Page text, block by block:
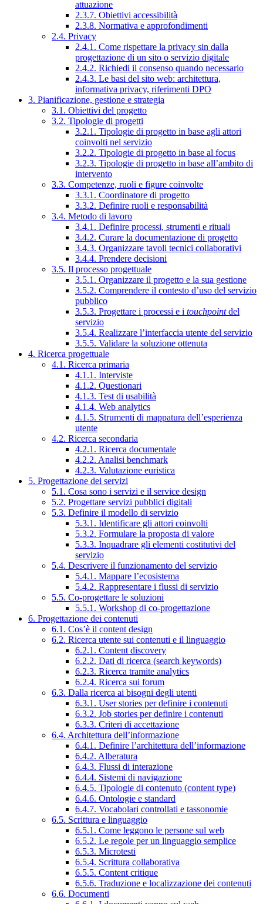
attuazione
2.3.7. Obiettivi accessibilità
2.3.8. Normativa e approfondimenti
2.4. Privacy
2.4.1. Come rispettare la privacy sin dalla
progettazione di un sito o servizio digitale
2.4.2. Richiedi il consenso quando necessario
2.4.3. Le basi del sito web: architettura,
informativa privacy, riferimenti DPO
3. Pianificazione, gestione e strategia
3.1. Obiettivi del progetto
3.2. Tipologie di progetti
3.2.1. Tipologie di progetto in base agli attori
coinvolti nel servizio
3.2.2. Tipologie di progetto in base al focus
3.2.3. Tipologie di progetto in base all’ambito di
intervento
3.3. Competenze, ruoli e figure coinvolte
3.3.1. Coordinatore di progetto
3.3.2. Definire ruoli e responsabilità
3.4. Metodo di lavoro
3.4.1. Definire processi, strumenti e rituali
3.4.2. Curare la documentazione di progetto
3.4.3. Organizzare tavoli tecnici collaborativi
3.4.4. Prendere decisioni
3.5. Il processo progettuale
3.5.1. Organizzare il progetto e la sua gestione
3.5.2. Comprendere il contesto d’uso del servizio
pubblico
3.5.3. Progettare i processi e i touchpointdel
servizio
3.5.4. Realizzare l’interfaccia utente del servizio
3.5.5. Validare la soluzione ottenuta
4. Ricerca progettuale
4.1. Ricerca primaria
4.1.1. Interviste
4.1.2. Questionari
4.1.3. Test di usabilità
4.1.4. Web analytics
4.1.5. Strumenti di mappatura dell’esperienza
utente
4.2. Ricerca secondaria
4.2.1. Ricerca documentale
4.2.2. Analisi benchmark
4.2.3. Valutazione euristica
5. Progettazione dei servizi
5.1. Cosa sono i servizi e il service design
5.2. Progettare servizi pubblici digitali
5.3. Definire il modello di servizio
5.3.1. Identificare gli attori coinvolti
5.3.2. Formulare la proposta di valore
5.3.3. Inquadrare gli elementi costitutivi del
servizio
5.4. Descrivere il funzionamento del servizio
5.4.1. Mappare l’ecosistema
5.4.2. Rappresentare i flussi di servizio
5.5. Co-progettare le soluzioni
5.5.1. Workshop di co-progettazione
6. Progettazione dei contenuti
6.1. Cos’è il content design
6.2. Ricerca utente sui contenuti e il linguaggio
6.2.1. Content discovery
6.2.2. Dati di ricerca (search keywords)
6.2.3. Ricerca tramite analytics
6.2.4. Ricerca sui forum
6.3. Dalla ricerca ai bisogni degli utenti
6.3.1. User stories per definire i contenuti
6.3.2. Job stories per definire i contenuti
6.3.3. Criteri di accettazione
6.4. Architettura dell’informazione
6.4.1. Definire l’architettura dell’informazione
6.4.2. Alberatura
6.4.3. Flussi di interazione
6.4.4. Sistemi di navigazione
6.4.5. Tipologie di contenuto (content type)
6.4.6. Ontologie e standard
6.4.7. Vocabolari controllati e tassonomie
6.5. Scrittura e linguaggio
6.5.1. Come leggono le persone sul web
6.5.2. Le regole per un linguaggio semplice
6.5.3. Microtesti
6.5.4. Scrittura collaborativa
6.5.5. Content critique
6.5.6. Traduzione e localizzazione dei contenuti
6.6. Documenti